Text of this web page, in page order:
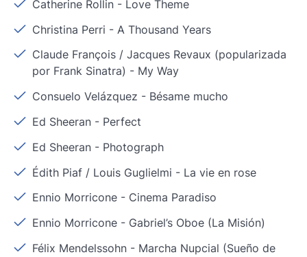
Catherine Rollin - Love Theme
Christina Perri - A Thousand Years
Claude François / Jacques Revaux (popularizada
por Frank Sinatra) - My Way
Consuelo Velázquez - Bésame mucho
Ed Sheeran - Perfect
Ed Sheeran - Photograph
Édith Piaf / Louis Guglielmi - La vie en rose
Ennio Morricone - Cinema Paradiso
Ennio Morricone - Gabriel’s Oboe (La Misión)
Félix Mendelssohn - Marcha Nupcial (Sueño de